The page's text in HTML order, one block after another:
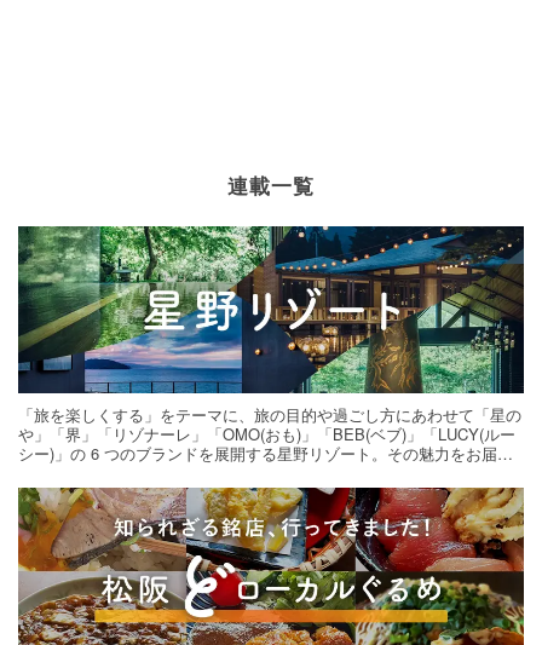
連載一覧
「旅を楽しくする」をテーマに、旅の目的や過ごし方にあわせて「星の
や」「界」「リゾナーレ」「OMO(おも)」「BEB(ベブ)」「LUCY(ルー
シー)」の 6 つのブランドを展開する星野リゾート。その魅力をお届け